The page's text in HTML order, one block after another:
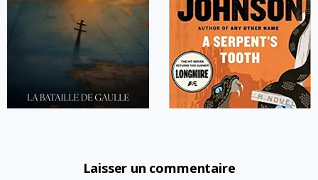
Laisser un commentaire